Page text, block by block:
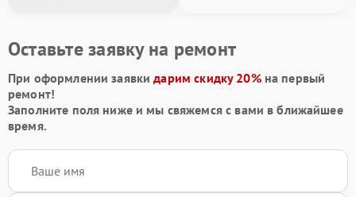
Оставьте заявку на ремонт
При оформлении заявкидарим скидку 20%на первый
ремонт!
Заполните поля ниже и мы свяжемся с вами в ближайшее
время.